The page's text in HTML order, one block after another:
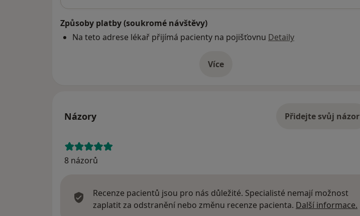
Způsoby platby (soukromé návštěvy)
Na teto adrese lékař přijímá pacienty na pojišťovnu Detaily
Víceo adrese
Názory Přidejte svůj názor
8 názorů
Recenze pacientů jsou pro nás důležité. Specialisté nemají možnost
zaplatit za odstranění nebo změnu recenze pacienta. Další informace.